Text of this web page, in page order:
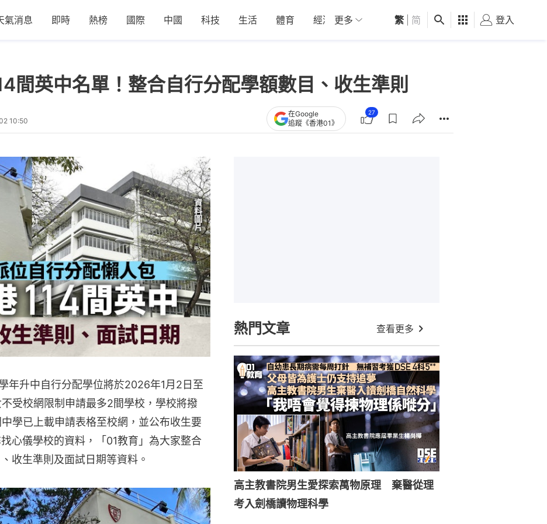
氣消息 即時 熱榜 國際 中國 科技 生活 體育 經濟 01深圳 觀點 健康 好食玩飛
更多 繁 简 登入
間英中名單！整合自行分配學額數目、收生準則
10:50
在Google
追蹤《香港01》
27
年升中自行分配學位將於2026年1月2日至
受校網限制申請最多2間學校，學校將撥
學已上載申請表格至校網，並公布收生要
心儀學校的資料，「01教育」為大家整合
收生準則及面試日期等資料。
熱門文章 查看更多
高主教書院男生愛探索萬物原理 棄醫從理
考入劍橋讀物理科學